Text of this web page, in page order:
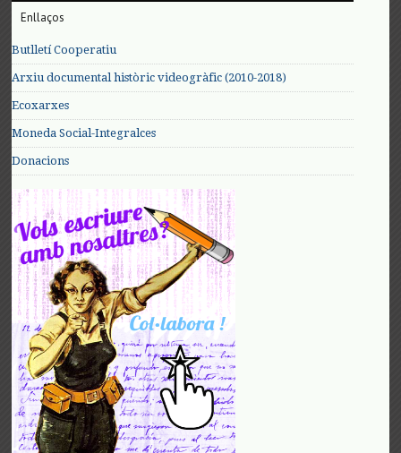
Enllaços
Butlletí Cooperatiu
Arxiu documental històric videogràfic (2010-2018)
Ecoxarxes
Moneda Social-Integralces
Donacions